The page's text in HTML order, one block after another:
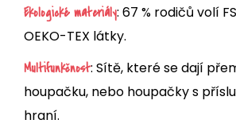
Ekologické materiály: 67 % rodičů volí
OEKO-TEX látky.
Multifunkčnost: Sítě, které se dají
houpačku, nebo houpačky s
hraní.